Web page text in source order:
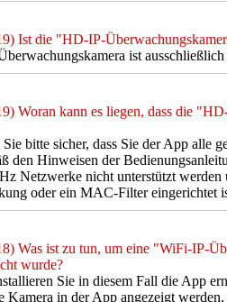
Ist die "HD-IP-
ist
Woran kann es liegen, dass die
Sie bitte sicher, dass Sie der App alle
den Hinweisen der
Netzwerke nicht unterstützt
oder ein MAC-Filter eingerichtet
Was ist zu tun, um eine "WiFi-IP-
wurde?
Sie in diesem Fall die App
Kamera in der App angezeigt werden,